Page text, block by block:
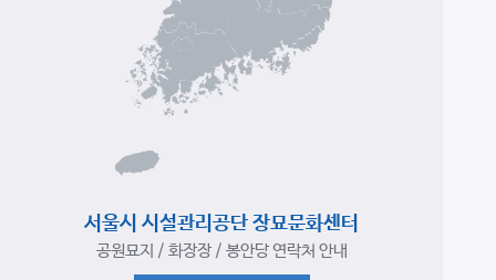
서울시 시설관리공단 장묘문화센터
공원묘지 / 화장장 / 봉안당 연락처 안내